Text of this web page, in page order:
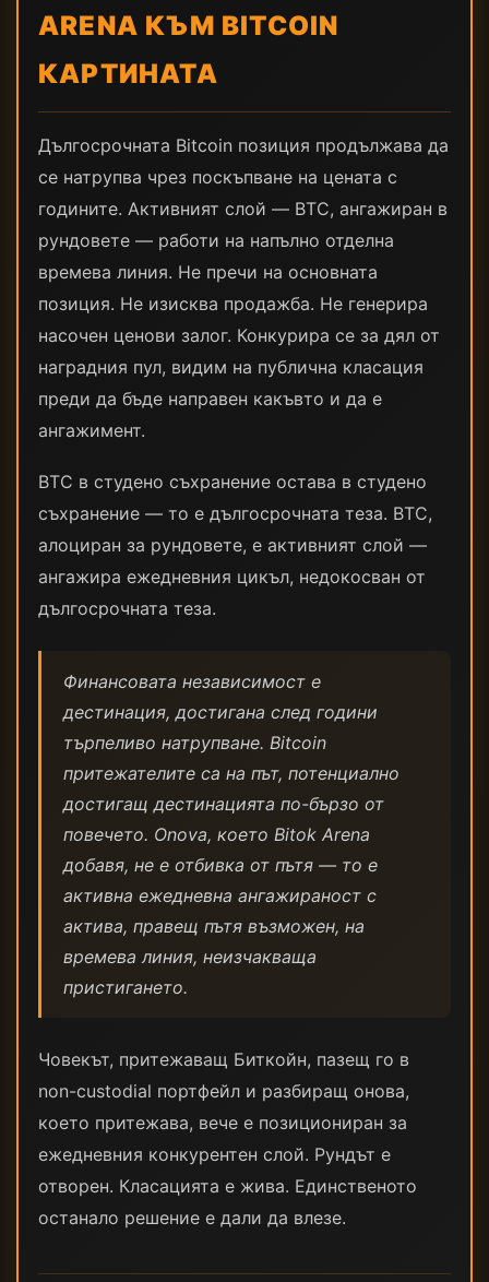
ARENA КЪМ BITCOIN
КАРТИНАТА
Дългосрочната Bitcoin позиция продължава да
се натрупва чрез поскъпване на цената с
годините. Активният слой — BTC, ангажиран в
рундовете — работи на напълно отделна
времева линия. Не пречи на основната
позиция. Не изисква продажба. Не генерира
насочен ценови залог. Конкурира се за дял от
наградния пул, видим на публична класация
преди да бъде направен какъвто и да е
ангажимент.
BTC в студено съхранение остава в студено
съхранение — то е дългосрочната теза. BTC,
алоциран за рундовете, е активният слой —
ангажира ежедневния цикъл, недокосван от
дългосрочната теза.
Финансовата независимост е
дестинация, достигана след години
търпеливо натрупване. Bitcoin
притежателите са на път, потенциално
достигащ дестинацията по-бързо от
повечето. Onova, което Bitok Arena
добавя, не е отбивка от пътя — то е
активна ежедневна ангажираност с
актива, правещ пътя възможен, на
времева линия, неизчакваща
пристигането.
Човекът, притежаващ Биткойн, пазещ го в
non-custodial портфейл и разбиращ онова,
което притежава, вече е позициониран за
ежедневния конкурентен слой. Рундът е
отворен. Класацията е жива. Единственото
останало решение е дали да влезе.